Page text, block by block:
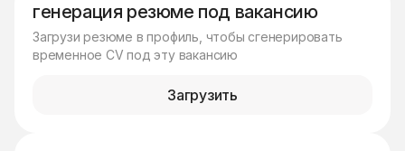
генерация резюме под вакансию
Загрузи резюме в профиль, чтобы сгенерировать
временное CV под эту вакансию
Загрузить